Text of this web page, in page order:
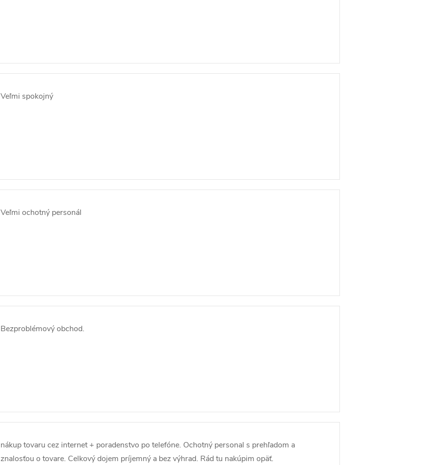
Veľmi spokojný
Veľmi ochotný personál
Bezproblémový obchod.
nákup tovaru cez internet + poradenstvo po telefóne. Ochotný personal s prehľadom a
znalosťou o tovare. Celkový dojem príjemný a bez výhrad. Rád tu nakúpim opäť.